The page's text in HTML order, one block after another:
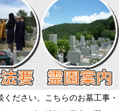
ださい。こちらのお墓工事・